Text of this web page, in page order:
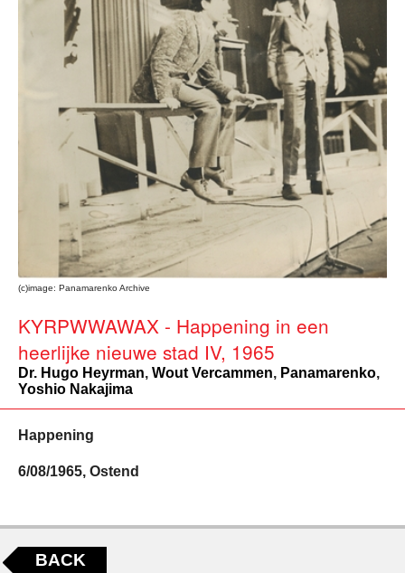
(c)image: Panamarenko Archive
KYRPWWAWAX - Happening in een
heerlijke nieuwe stad IV, 1965
Dr. Hugo Heyrman, Wout Vercammen, Panamarenko,
Yoshio Nakajima
Happening
6/08/1965, Ostend
BACK